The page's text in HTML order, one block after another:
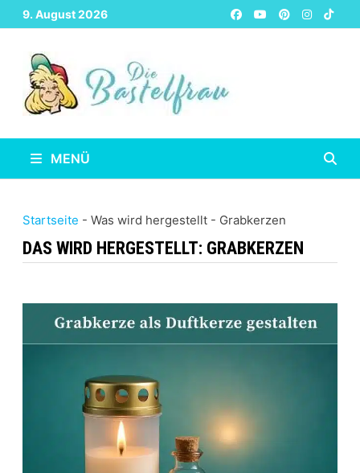
Zurück
zum
Inhalt
9. August 2026
MENÜ
Startseite - Was wird hergestellt- Grabkerzen
DAS WIRD HERGESTELLT: GRABKERZEN